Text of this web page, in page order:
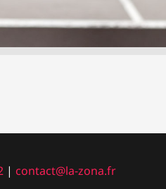
| contact@la-zona.fr